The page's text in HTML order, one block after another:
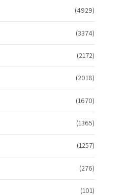
(4929)
(3374)
(2172)
(2018)
(1670)
(1365)
(1257)
(276)
(101)